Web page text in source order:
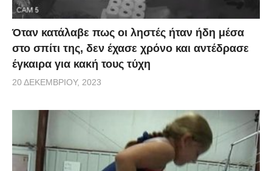
Όταν κατάλαβε πως οι ληστές ήταν ήδη μέσα
στο σπίτι της, δεν έχασε χρόνο και αντέδρασε
έγκαιρα για κακή τους τύχη
20 ΔΕΚΕΜΒΡΊΟΥ, 2023